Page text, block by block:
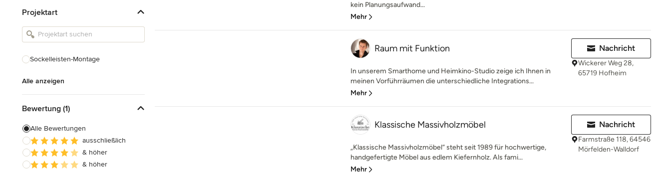
Landschaftsarchitekten
Armaturen & Sanitärbedarf
Alle anzeigen
Projektart
Sockelleisten-Montage
Alle anzeigen
Bewertung (1)
Alle Bewertungen
ausschließlich
& höher
& höher
kein Planungsaufwand...
Mehr
Raum mit Funktion
In unserem Smarthome und Heimkino-Studio zeige ich Ihnen in
meinen Vorführräumen die unterschiedliche Integrations...
Mehr
Nachricht
Wickerer Weg 28,
65719 Hofheim
Klassische Massivholzmöbel
„Klassische Massivholzmöbel“ steht seit 1989 für hochwertige,
handgefertigte Möbel aus edlem Kiefernholz. Als fami...
Mehr
Nachricht
Farmstraße 118, 64546
Mörfelden-Walldorf